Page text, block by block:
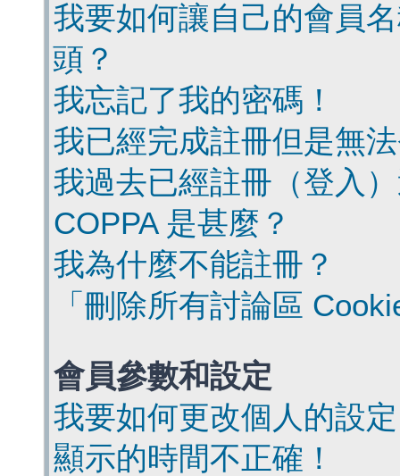
我要如何讓自己的會員
頭？
我忘記了我的密碼！
我已經完成註冊但是無
我過去已經註冊（登入
COPPA 是甚麼？
我為什麼不能註冊？
「刪除所有討論區
會員參數和設定
我要如何更改個人的設
顯示的時間不正確！